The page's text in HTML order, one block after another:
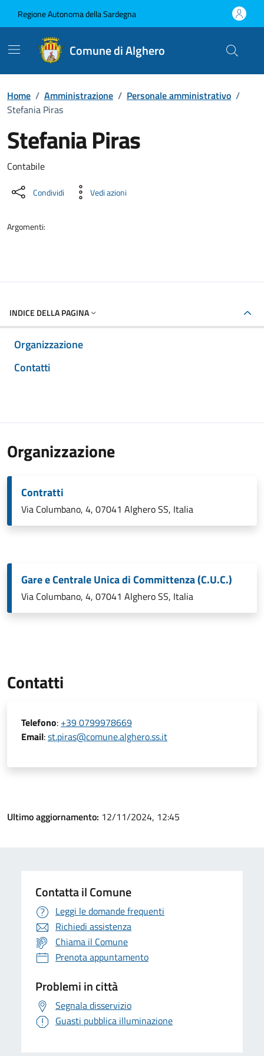
Regione Autonoma della Sardegna
Comune di Alghero
Home / Amministrazione / Personale amministrativo /
Stefania Piras
Stefania Piras
Dettaglio della persona
Contabile
Condividi Vedi azioni
Argomenti:
INDICE DELLA PAGINA
Organizzazione
Contatti
Organizzazione
Contratti
Via Columbano, 4, 07041 Alghero SS, Italia
Gare e Centrale Unica di Committenza (C.U.C.)
Via Columbano, 4, 07041 Alghero SS, Italia
Contatti
Telefono: +39 0799978669
Email:st.piras@comune.alghero.ss.it
Ultimo aggiornamento: 12/11/2024, 12:45
Contatta il Comune
Leggi le domande frequenti
Richiedi assistenza
Chiama il Comune
Prenota appuntamento
Problemi in città
Segnala disservizio
Guasti pubblica illuminazione